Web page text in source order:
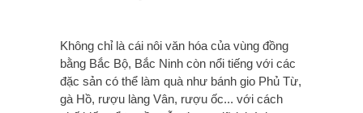
Không chỉ là cái nôi văn hóa của vùng đồng
bằng Bắc Bộ, Bắc Ninh còn nổi tiếng với các
đặc sản có thể làm quà như bánh gio Phủ Từ,
gà Hồ, rượu làng Vân, rượu ốc... với cách